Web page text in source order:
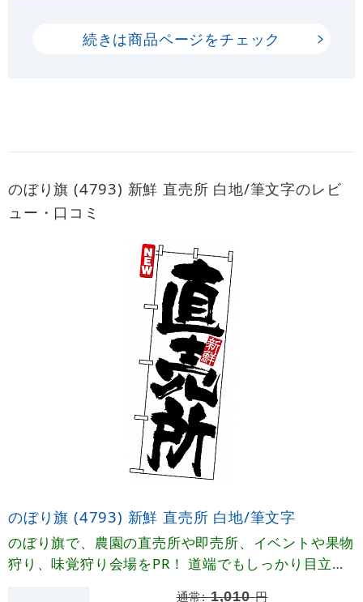
続きは商品ページをチェック
のぼり旗 (4793) 新鮮 直売所 白地/筆文字のレビ
ュー・口コミ
のぼり旗 (4793) 新鮮 直売所 白地/筆文字
のぼり旗で、農園の直売所や即売所、イベントや果物
狩り、味覚狩り会場をPR！ 道端でもしっかり目立つ
通常:1,010円